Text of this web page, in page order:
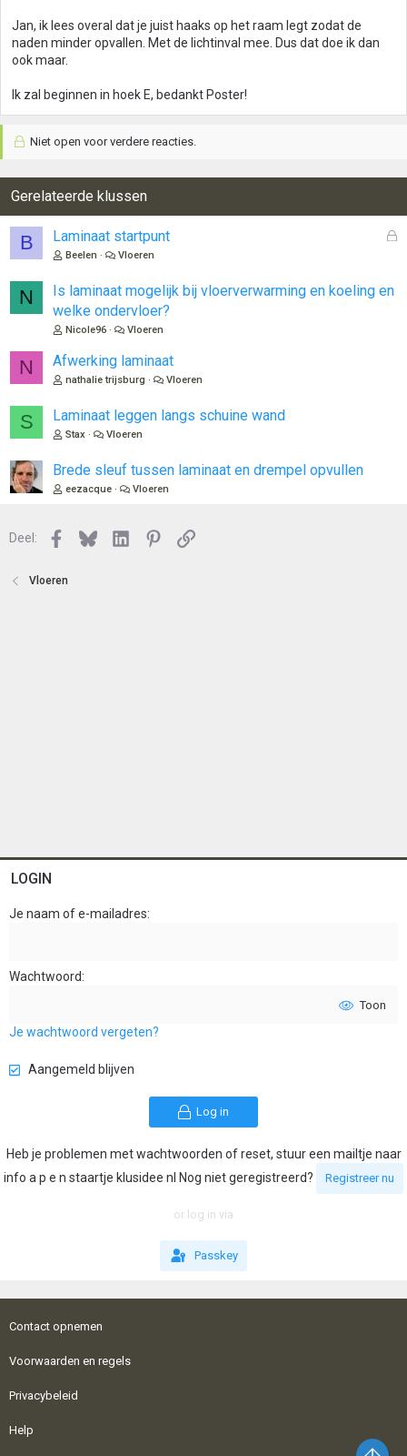
Jan, ik lees overal dat je juist haaks op het raam legt zodat de
naden minder opvallen. Met de lichtinval mee. Dus dat doe ik dan
ook maar.
Ik zal beginnen in hoek E, bedankt Poster!
Niet open voor verdere reacties.
Gerelateerde klussen
B
G
Laminaat startpunt
Beelen Vloeren
N
Is laminaat mogelijk bij vloerverwarming en koeling en
welke ondervloer?
Nicole96 Vloeren
N Afwerking laminaat
nathalie trijsburg Vloeren
S Laminaat leggen langs schuine wand
Stax Vloeren
Brede sleuf tussen laminaat en drempel opvullen
eezacque Vloeren
Deel: Facebook
BlueskyLinkedInPinterest
Link
Vloeren
LOGIN
Je naam of e-mailadres
Wachtwoord
Toon
Je wachtwoord vergeten?
Aangemeld blijven
Log in
Heb je problemen met wachtwoorden of reset, stuur een mailtje naar
info a p e n staartje klusidee nl Nog niet geregistreerd?
Registreer nu
or log in via
Passkey
Contact opnemen
Voorwaarden en regels
Privacybeleid
Help